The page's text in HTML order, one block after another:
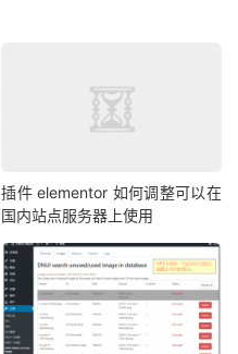
插件 elementor 如何调整可以在
国内站点服务器上使用